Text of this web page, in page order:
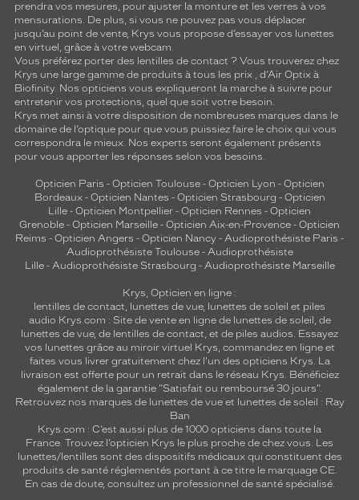
prendra vos mesures, pour ajuster la monture et les verres à vos
mensurations. De plus, si vous ne pouvez pas vous déplacer
jusqu’au point de vente, Krys vous propose d’essayer vos lunettes
en virtuel, grâce à votre webcam.
Vous préférez porter des lentilles de contact ? Vous trouverez chez
Krys une large gamme de produits à tous les prix , d’Air Optix à
Biofinity. Nos opticiens vous expliqueront la marche à suivre pour
entretenir vos protections, quel que soit votre besoin.
Krys met ainsi à votre disposition de nombreuses marques dans le
domaine de l’optique pour que vous puissiez faire le choix qui vous
correspondra le mieux. Nos experts seront également présents
pour vous apporter les réponses selon vos besoins.
Opticien Paris - Opticien Toulouse- Opticien Lyon - Opticien
Bordeaux- Opticien Nantes - Opticien Strasbourg - Opticien
Lille - Opticien Montpellier - Opticien Rennes - Opticien
Grenoble - Opticien Marseille - Opticien Aix-en-Provence - Opticien
Reims - Opticien Angers - Opticien Nancy - Audioprothésiste Paris -
Audioprothésiste Toulouse- Audioprothésiste
Lille- Audioprothésiste Strasbourg - Audioprothésiste Marseille
Krys, Opticien en ligne :
lentilles de contact, lunettes de vue, lunettes de soleil et piles
audio Krys.com : Site de vente en ligne de lunettes de soleil, de
lunettes de vue, de lentilles de contact, et de piles audios. Essayez
vos lunettes grâce au miroir virtuel Krys, commandez en ligne et
faites vous livrer gratuitement chez l'un des opticiens Krys. La
livraison est offerte pour un retrait dans le réseau Krys. Bénéficiez
également de la garantie "Satisfait ou remboursé 30 jours".
Retrouvez nos marques de lunettes de vue et lunettes de soleil : Ray
Ban
Krys.com : C’est aussi plus de 1000 opticiens dans toute la
France. Trouvez l’opticien Krys le plus proche de chez vous. Les
lunettes/lentilles sont des dispositifs médicaux qui constituent des
produits de santé réglementés portant à ce titre le marquage CE.
En cas de doute, consultez un professionnel de santé spécialisé.